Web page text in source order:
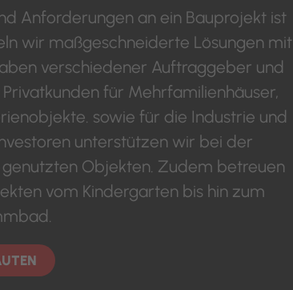
Anforderungen an ein Bauprojekt ist
wir maßgeschneiderte Lösungen mit
verschiedener Auftraggeber und
für Mehrfamilienhäuser,
sowie für die Industrie und
unterstützen wir bei der
Objekten. Zudem betreuen
vom Kindergarten bis hin zum